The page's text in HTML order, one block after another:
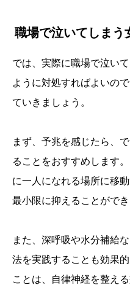
職場で泣いてしまう
では、実際に職場で泣い
ように対処すればよいの
ていきましょう。
まず、予兆を感じたら、
ることをおすすめします
に一人になれる場所に移
最小限に抑えることができ
また、深呼吸や水分補給
法を実践することも効果
ことは、自律神経を整え